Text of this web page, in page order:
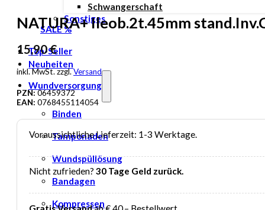
Schwangerschaft
Sonstiges
SALE %
Top-Seller
Neuheiten
Wundversorgung
Binden
Tamponaden
Wundspüllösung
Bandagen
Kompressen
NATURA+ Ileob.2t.45mm
15,90€
inkl. MwSt. zzgl.Versand
PZN:06459372
EAN: 0768455114054
Voraussichtliche Lieferzeit: 1-3 Werktage.
Nicht zufrieden? 30 Tage Geld zurück.